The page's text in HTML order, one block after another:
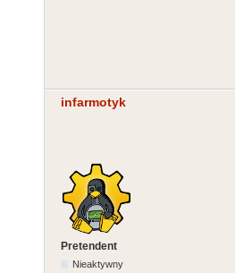
infarmotyk
Pretendent
Nieaktywny